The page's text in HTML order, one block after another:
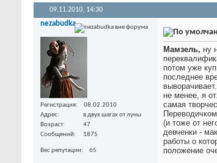
09.11.2010, 14:30
nezabudka
Регистрация
08.02.2010
Адрес
в двух шагах от луны
Возраст
47
Сообщений
1875
Вес репутации 65
Мамзель, ну
потом уже
последнее
не менее, я
самая
(и тоже от
девченки -
работы о
положение